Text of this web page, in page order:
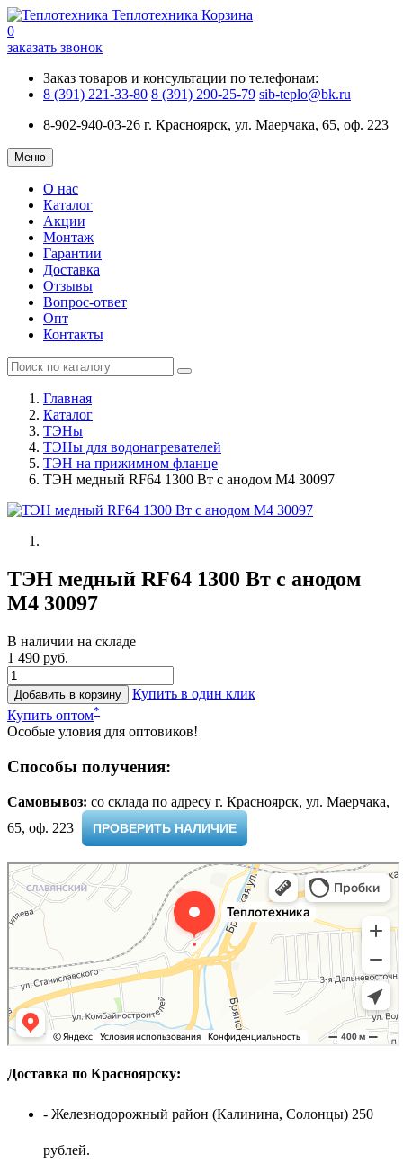
Теплотехника Корзина
0
заказать звонок
Заказ товаров и консультации по телефонам:
8 (391) 221-33-80 8 (391) 290-25-79 sib-teplo@bk.ru
8-902-940-03-26 г. Красноярск, ул. Маерчака, 65, оф. 223
Меню
О нас
Каталог
Акции
Монтаж
Гарантии
Доставка
Отзывы
Вопрос-ответ
Опт
Контакты
Главная
Каталог
ТЭНы
ТЭНы для водонагревателей
ТЭН на прижимном фланце
ТЭН медный RF64 1300 Вт с анодом М4 30097
ТЭН медный RF64 1300 Вт с анодом
М4 30097
В наличии на складе
1 490 руб.
Добавить в корзину
Купить в один клик
Купить оптом*
Особые уловия для оптовиков!
Способы получения:
Самовывоз: cо склада по адресу г. Красноярск, ул. Маерчака,
65, оф. 223 ​
ПРОВЕРИТЬ НАЛИЧИЕ
Доставка по Красноярску:
- Железнодорожный район (Калинина, Солонцы) 250
рублей.